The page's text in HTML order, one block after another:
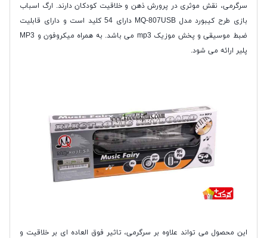
سرگرمی، نقش موثری در پرورش ذهن و خلاقیت کودکان دارند. ارگ اسباب
بازی طرح کیبورد مدل MQ-807USB دارای 54 کلید است و دارای قابلیت
ضبط موسیقی و پخش موزیک mp3 می باشد. به همراه میکروفون و MP3
پلیر ارائه می شود.
این محصول می تواند علاوه بر سرگرمی، تاثیر فوق العاده ای بر خلاقیت و